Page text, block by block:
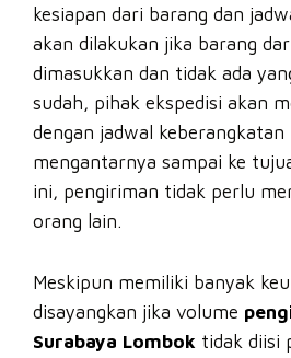
kesiapan dari barang dan
akan dilakukan jika barang
dimasukkan dan tidak ada
sudah, pihak ekspedisi akan
dengan jadwal
mengantarnya sampai ke
ini, pengiriman tidak perlu
orang lain.
Meskipun memiliki banyak
disayangkan jika volume
Surabaya Lombok tidak diisi